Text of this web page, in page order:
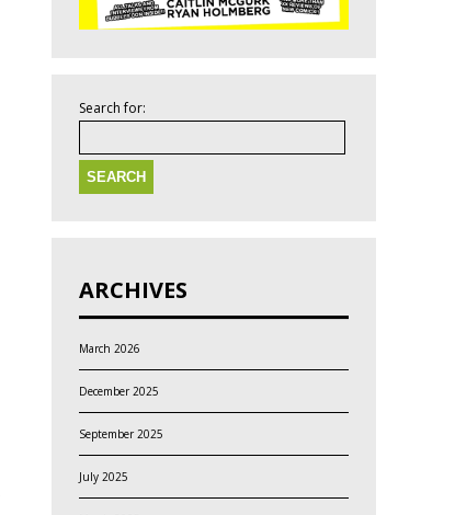
Search for:
ARCHIVES
March 2026
December 2025
September 2025
July 2025